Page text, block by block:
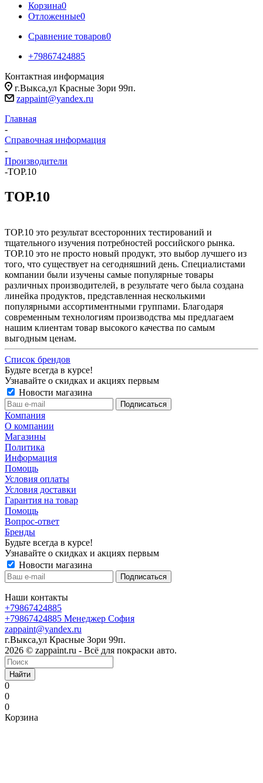
Корзина0
Отложенные0
Сравнение товаров0
+79867424885
Контактная информация
г.Выкса,ул Красные Зори 99п.
zappaint@yandex.ru
Главная
-
Справочная информация
-
Производители
-TОР.10
TОР.10
TОР.10 это результат всесторонних тестирований и
тщательного изучения потребностей российского рынка.
TОР.10 это не просто новый продукт, это выбор лучшего из
того, что существует на сегодняшний день. Специалистами
компании были изучены самые популярные товары
различных производителей, в результате чего была создана
линейка продуктов, представленная несколькими
популярными ассортиментными группами. Благодаря
современным технологиям производства мы предлагаем
нашим клиентам товар высокого качества по самым
выгодным ценам.
Список брендов
Будьте всегда в курсе!
Узнавайте о скидках и акциях первым
Новости магазина
Компания
О компании
Магазины
Политика
Информация
Помощь
Условия оплаты
Условия доставки
Гарантия на товар
Помощь
Вопрос-ответ
Бренды
Будьте всегда в курсе!
Узнавайте о скидках и акциях первым
Новости магазина
Наши контакты
+79867424885
+79867424885 Менеджер София
zappaint@yandex.ru
г.Выкса,ул Красные Зори 99п.
2026 © zappaint.ru - Всё для покраски авто.
Найти
0
0
0
Корзина